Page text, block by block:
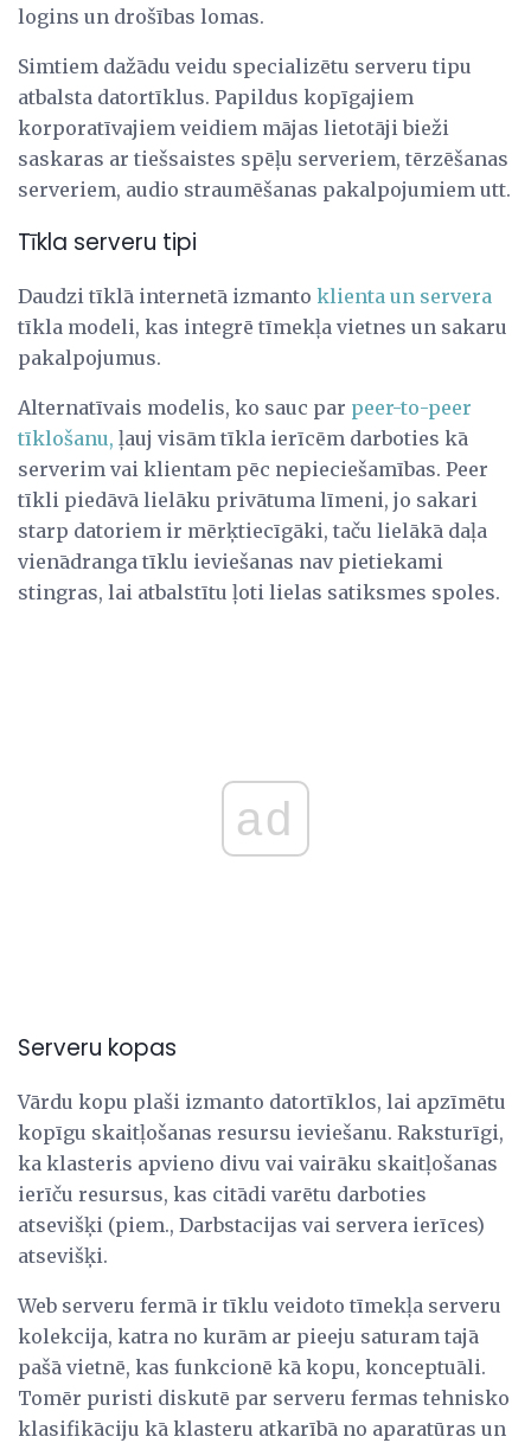
logins un drošības lomas.
Simtiem dažādu veidu specializētu serveru tipu
atbalsta datortīklus. Papildus kopīgajiem
korporatīvajiem veidiem mājas lietotāji bieži
saskaras ar tiešsaistes spēļu serveriem, tērzēšanas
serveriem, audio straumēšanas pakalpojumiem utt.
Tīkla serveru tipi
Daudzi tīklā internetā izmanto klienta un servera
tīkla modeli, kas integrē tīmekļa vietnes un sakaru
pakalpojumus.
Alternatīvais modelis, ko sauc par peer-to-peer
tīklošanu, ļauj visām tīkla ierīcēm darboties kā
serverim vai klientam pēc nepieciešamības. Peer
tīkli piedāvā lielāku privātuma līmeni, jo sakari
starp datoriem ir mērķtiecīgāki, taču lielākā daļa
vienādranga tīklu ieviešanas nav pietiekami
stingras, lai atbalstītu ļoti lielas satiksmes spoles.
ad
Serveru kopas
Vārdu kopu plaši izmanto datortīklos, lai apzīmētu
kopīgu skaitļošanas resursu ieviešanu. Raksturīgi,
ka klasteris apvieno divu vai vairāku skaitļošanas
ierīču resursus, kas citādi varētu darboties
atsevišķi (piem., Darbstacijas vai servera ierīces)
atsevišķi.
Web serveru fermā ir tīklu veidoto tīmekļa serveru
kolekcija, katra no kurām ar pieeju saturam tajā
pašā vietnē, kas funkcionē kā kopu, konceptuāli.
Tomēr puristi diskutē par serveru fermas tehnisko
klasifikāciju kā klasteru atkarībā no aparatūras un